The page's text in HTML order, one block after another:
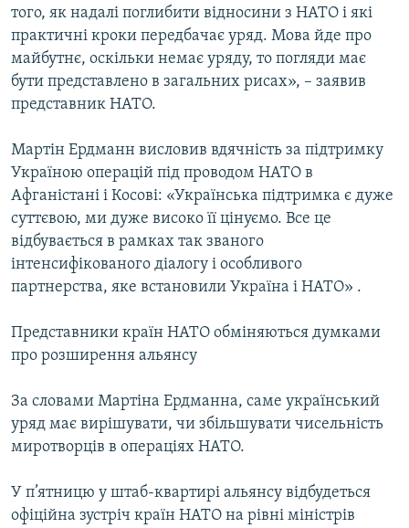
Усі сайти RFE/RL
того, як надалі поглибити відносини з НАТО і які
практичні кроки передбачає уряд. Мова йде про
майбутнє, оскільки немає уряду, то погляди має
бути представлено в загальних рисах», – заявив
представник НАТО.
Мартін Ердманн висловив вдячність за підтримку
Україною операцій під проводом НАТО в
Афганістані і Косові: «Українська підтримка є дуже
суттєвою, ми дуже високо її цінуємо. Все це
відбувається в рамках так званого
інтенсифікованого діалогу і особливого
партнерства, яке встановили Україна і НАТО» .
Представники країн НАТО обміняються думками
про розширення альянсу
За словами Мартіна Ердманна, саме український
уряд має вирішувати, чи збільшувати чисельність
миротворців в операціях НАТО.
У п’ятницю у штаб-квартирі альянсу відбудеться
офіційна зустріч країн НАТО на рівні міністрів